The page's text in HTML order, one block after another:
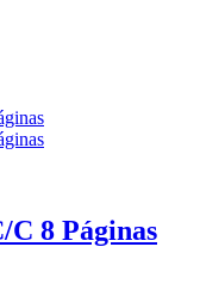
8 Páginas